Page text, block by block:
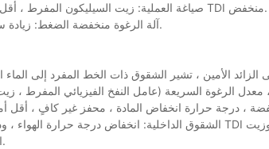
صياغة العملية: زيت السيليكون المفرط ، أقل أمين ، المزيد من القصدير ، مؤشر TDI منخفض.
آلة الرغوة منخفضة الضغط: زيادة سرعة خلط رأس ، وزيادة حقن الغاز.
السيليكون النشط للغاية بكميات صغيرة.